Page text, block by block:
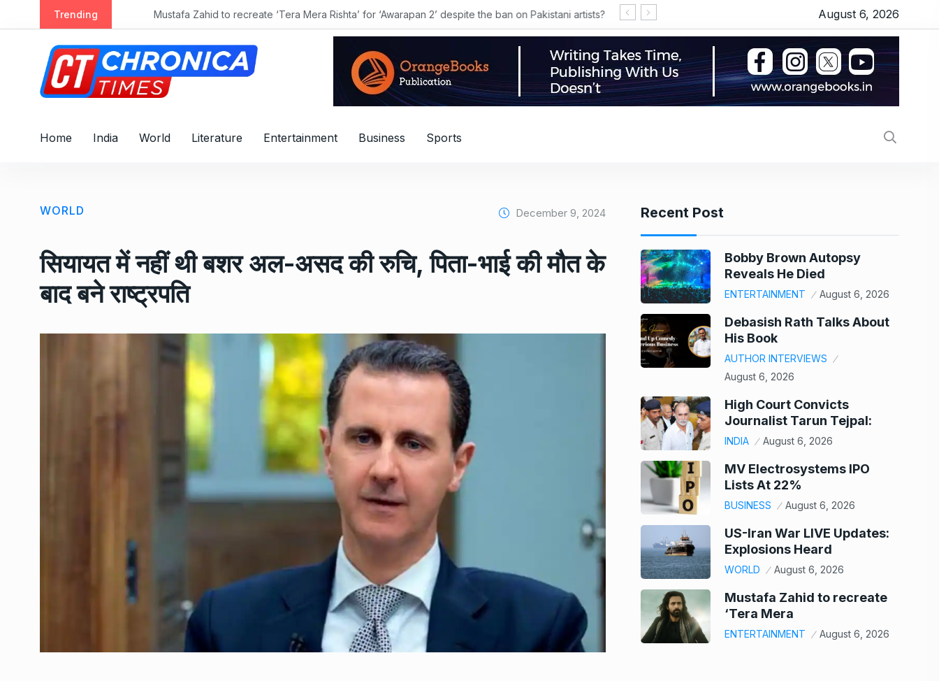
k
Trending Mustafa Zahid to recreate ‘Tera Mera Rishta’ for ‘Awarapan 2’ despite the ban on Pakistani artists? US stock market today: Wall Street scales new
August 6, 2026
Home India World Literature Entertainment Business Sports
WORLD December 9, 2024
सियायत में नहीं थी बशर अल-असद की रुचि, पिता-भाई की मौत के
बाद बने राष्ट्रपति
Recent Post
Bobby Brown Autopsy
Reveals He Died
ENTERTAINMENT August 6, 2026
Debasish Rath Talks About
His Book
AUTHOR INTERVIEWS
August 6, 2026
High Court Convicts
Journalist Tarun Tejpal:
INDIA August 6, 2026
MV Electrosystems IPO
Lists At 22%
BUSINESS August 6, 2026
US-Iran War LIVE Updates:
Explosions Heard
WORLD August 6, 2026
Mustafa Zahid to recreate
‘Tera Mera
ENTERTAINMENT August 6, 2026